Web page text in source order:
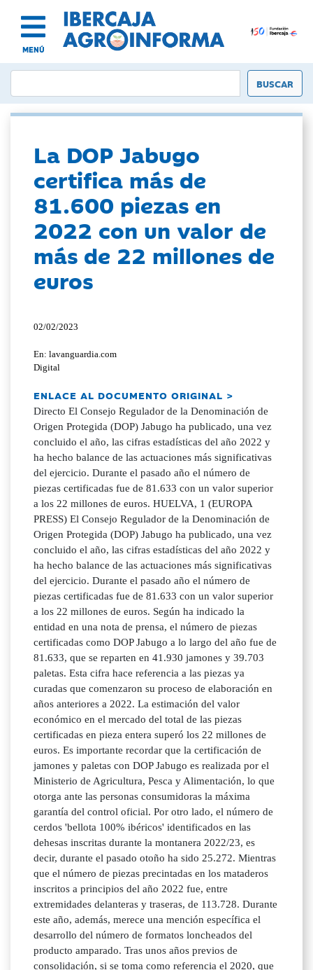
MENÚ
La DOP Jabugo
certifica más de
81.600 piezas en
2022 con un valor de
más de 22 millones de
euros
02/02/2023
En: lavanguardia.com
Digital
ENLACE AL DOCUMENTO ORIGINAL >
Directo El Consejo Regulador de la Denominación de
Origen Protegida (DOP) Jabugo ha publicado, una vez
concluido el año, las cifras estadísticas del año 2022 y
ha hecho balance de las actuaciones más significativas
del ejercicio. Durante el pasado año el número de
piezas certificadas fue de 81.633 con un valor superior
a los 22 millones de euros. HUELVA, 1 (EUROPA
PRESS) El Consejo Regulador de la Denominación de
Origen Protegida (DOP) Jabugo ha publicado, una vez
concluido el año, las cifras estadísticas del año 2022 y
ha hecho balance de las actuaciones más significativas
del ejercicio. Durante el pasado año el número de
piezas certificadas fue de 81.633 con un valor superior
a los 22 millones de euros. Según ha indicado la
entidad en una nota de prensa, el número de piezas
certificadas como DOP Jabugo a lo largo del año fue de
81.633, que se reparten en 41.930 jamones y 39.703
paletas. Esta cifra hace referencia a las piezas ya
curadas que comenzaron su proceso de elaboración en
años anteriores a 2022. La estimación del valor
económico en el mercado del total de las piezas
certificadas en pieza entera superó los 22 millones de
euros. Es importante recordar que la certificación de
jamones y paletas con DOP Jabugo es realizada por el
Ministerio de Agricultura, Pesca y Alimentación, lo que
otorga ante las personas consumidoras la máxima
garantía del control oficial. Por otro lado, el número de
cerdos 'bellota 100% ibéricos' identificados en las
dehesas inscritas durante la montanera 2022/23, es
decir, durante el pasado otoño ha sido 25.272. Mientras
que el número de piezas precintadas en los mataderos
inscritos a principios del año 2022 fue, entre
extremidades delanteras y traseras, de 113.728. Durante
este año, además, merece una mención específica el
desarrollo del número de formatos loncheados del
producto amparado. Tras unos años previos de
consolidación, si se toma como referencia el 2020, que